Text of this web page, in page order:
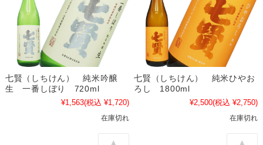
七賢（しちけん） 純米吟醸
生 一番しぼり 720ml
¥1,563(税込 ¥1,720)
在庫切れ
七賢（しちけん） 純米ひやお
ろし 1800ml
¥2,500(税込 ¥2,750)
在庫切れ